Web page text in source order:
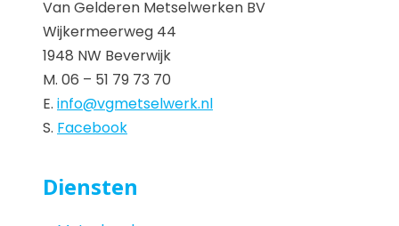
Van Gelderen Metselwerken BV
Wijkermeerweg 44
1948 NW Beverwijk
M. 06 – 51 79 73 70
E. info@vgmetselwerk.nl
S. Facebook
Diensten